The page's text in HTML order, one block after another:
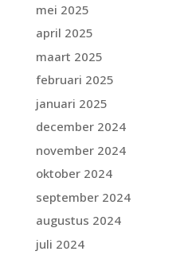
mei 2025
april 2025
maart 2025
februari 2025
januari 2025
december 2024
november 2024
oktober 2024
september 2024
augustus 2024
juli 2024